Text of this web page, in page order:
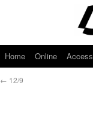
Home Online Access
← 12/9